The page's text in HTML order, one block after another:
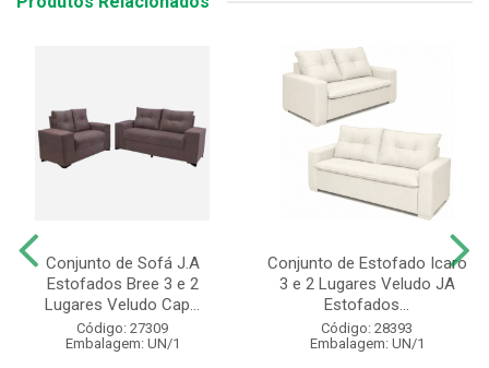
Conjunto de Sofá J.A
Estofados Bree 3 e 2
Lugares Veludo Cap...
Código: 27309
Embalagem: UN/1
Conjunto de Estofado Icaro
3 e 2 Lugares Veludo JA
Estofados...
Código: 28393
Embalagem: UN/1